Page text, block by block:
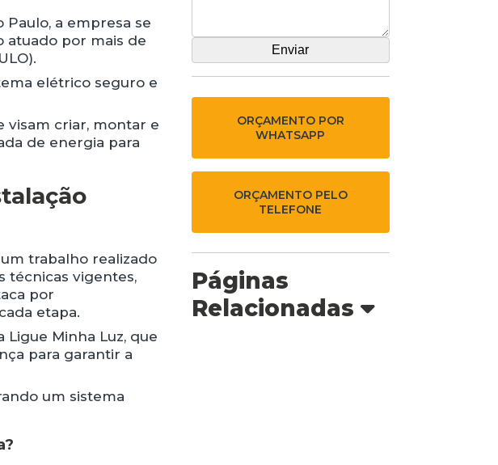
Paulo, a empresa se
atuado por mais de
elétrico seguro e
visam criar, montar e
de energia para
trabalho realizado
técnicas vigentes,
por
etapa.
Minha Luz, que
para garantir a
um sistema
ORÇAMENTO POR
WHATSAPP
ORÇAMENTO PELO
TELEFONE
Páginas
Relacionadas